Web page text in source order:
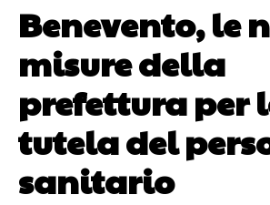
Benevento, le
misure della
prefettura per
tutela del
sanitario